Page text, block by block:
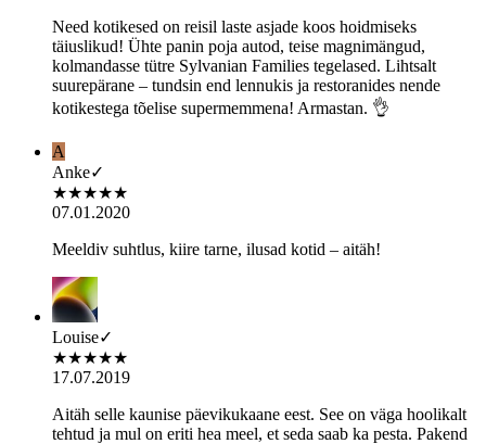
Need kotikesed on reisil laste asjade koos hoidmiseks
täiuslikud! Ühte panin poja autod, teise magnimängud,
kolmandasse tütre Sylvanian Families tegelased. Lihtsalt
suurepärane – tundsin end lennukis ja restoranides nende
kotikestega tõelise supermemmena! Armastan. 👌
A
Anke✓
★★★★★
07.01.2020
Meeldiv suhtlus, kiire tarne, ilusad kotid – aitäh!
Louise✓
★★★★★
17.07.2019
Aitäh selle kaunise päevikukaane eest. See on väga hoolikalt
tehtud ja mul on eriti hea meel, et seda saab ka pesta. Pakend